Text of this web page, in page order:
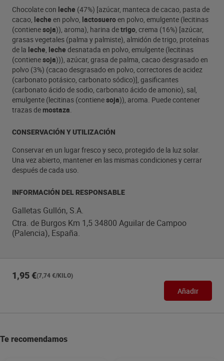
Chocolate con leche (47%) [azúcar, manteca de cacao, pasta de
cacao, leche en polvo, lactosueroen polvo, emulgente (lecitinas
(contienesoja)), aroma), harina detrigo, crema (16%) [azúcar,
grasas vegetales (palma y palmiste), almidón de trigo, proteínas
de la leche, leche desnatada en polvo, emulgente (lecitinas
(contienesoja))), azúcar, grasa de palma, cacao desgrasado en
polvo (3%) (cacao desgrasado en polvo, correctores de acidez
(carbonato potásico, carbonato sódico)], gasificantes
(carbonato ácido de sodio, carbonato ácido de amonio), sal,
emulgente (lecitinas (contienesoja)), aroma. Puede contener
trazas de mostaza.
CONSERVACIÓN Y UTILIZACIÓN
Conservar en un lugar fresco y seco, protegido de la luz solar.
Una vez abierto, mantener en las mismas condiciones y cerrar
después de cada uso.
INFORMACIÓN DEL RESPONSABLE
Galletas Gullón, S.A.
Ctra. de Burgos Km 1,5 34800 Aguilar de Campoo
(Palencia), España.
1,95 €(7,74 €/KILO)
Añadir
Te recomendamos